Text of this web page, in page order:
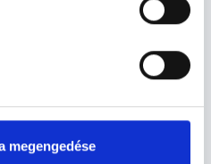
megengedése
KAPCSOLÓDÓ